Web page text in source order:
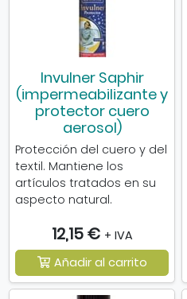
Invulner Saphir
(impermeabilizante y
protector cuero
aerosol)
Protección del cuero y del
textil. Mantiene los
artículos tratados en su
aspecto natural.
12,15 € + IVA
Añadir al carrito